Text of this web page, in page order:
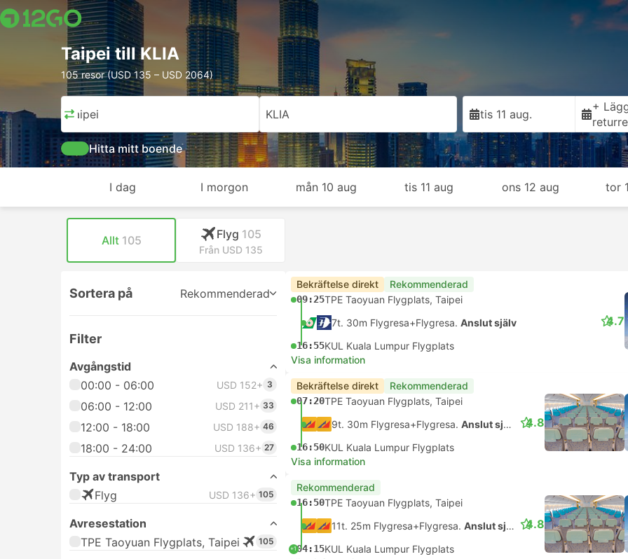
Taipei till KLIA
105 resor (USD 135 – USD 2064)
Taipei KLIA tis 11 aug.
+
Hitta mitt boende
I dag I morgon mån 10 aug tis 11 aug ons 12 aug tor
Allt 105 Flyg 105
Från USD 135
Sortera på Rekommenderad
Filter
Avgångstid
00:00 - 06:00
USD 152+ 3
06:00 - 12:00 USD 211+ 33
12:00 - 18:00 USD 188+ 46
18:00 - 24:00 USD 136+ 27
Typ av transport
Flyg
USD 136+ 105
Avresestation
TPE Taoyuan Flygplats, Taipei
105
Bekräftelse direkt Rekommenderad
09:25TPE Taoyuan Flygplats, Taipei
7t. 30m Flygresa+Flygresa. Anslut själv
16:55KUL Kuala Lumpur Flygplats
4.7
Visa information
Bekräftelse direkt Rekommenderad
07:20TPE Taoyuan Flygplats, Taipei
9t. 30m Flygresa+Flygresa. Anslut själv
16:50KUL Kuala Lumpur Flygplats
4.8
Visa information
Rekommenderad
16:50TPE Taoyuan Flygplats, Taipei
11t. 25m Flygresa+Flygresa. Anslut själv
+104:15KUL Kuala Lumpur Flygplats
4.8